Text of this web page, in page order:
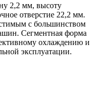
2,2 мм, высоту
отверстие 22,2 мм.
с большинством
Сегментная форма
охлаждению и
эксплуатации.